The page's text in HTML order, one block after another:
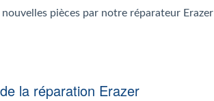
nouvelles pièces par notre réparateur Erazer
la réparation Erazer